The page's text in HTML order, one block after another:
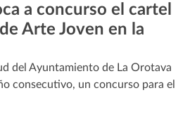
a concurso el cartel
Arte Joven en la
del Ayuntamiento de La Orotava
consecutivo, un concurso para el